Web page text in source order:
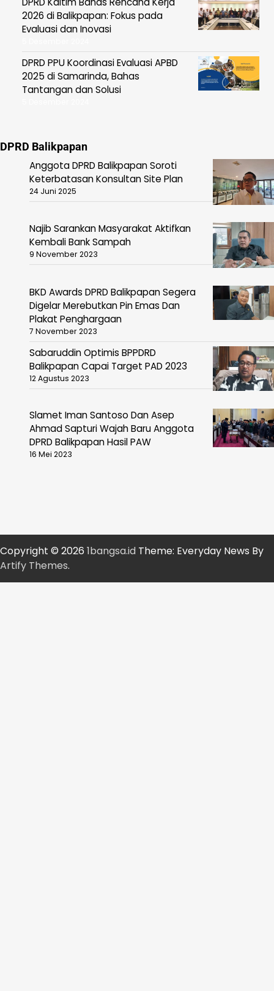
2026 di Balikpapan: Fokus pada
Evaluasi dan Inovasi
DPRD PPU Koordinasi Evaluasi APBD
2025 di Samarinda, Bahas
Tantangan dan Solusi
DPRD Balikpapan
Anggota DPRD Balikpapan Soroti
Keterbatasan Konsultan Site Plan
24 Juni 2025
Najib Sarankan Masyarakat Aktifkan
Kembali Bank Sampah
9 November 2023
BKD Awards DPRD Balikpapan Segera
Digelar Merebutkan Pin Emas Dan
Plakat Penghargaan
7 November 2023
Sabaruddin Optimis BPPDRD
Balikpapan Capai Target PAD 2023
12 Agustus 2023
Slamet Iman Santoso Dan Asep
Ahmad Sapturi Wajah Baru Anggota
DPRD Balikpapan Hasil PAW
16 Mei 2023
Copyright © 2026 1bangsa.id Theme: Everyday News By
Artify Themes.